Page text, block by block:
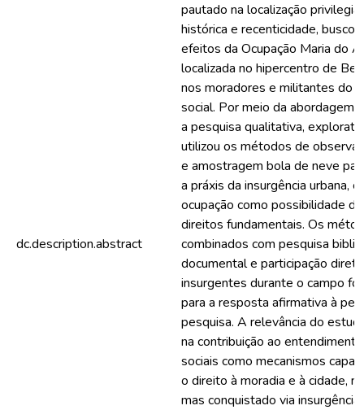
dc.description.abstract
pautado na localização
histórica e recenticidade,
efeitos da Ocupação Maria do
localizada no hipercentro de
nos moradores e militantes do
social. Por meio da abordagem
a pesquisa qualitativa,
utilizou os métodos de
e amostragem bola de neve
a práxis da insurgência urbana,
ocupação como possibilidade
direitos fundamentais. Os
combinados com pesquisa
documental e participação
insurgentes durante o campo
para a resposta afirmativa à
pesquisa. A relevância do
na contribuição ao
sociais como mecanismos
o direito à moradia e à cidade,
mas conquistado via insurgência